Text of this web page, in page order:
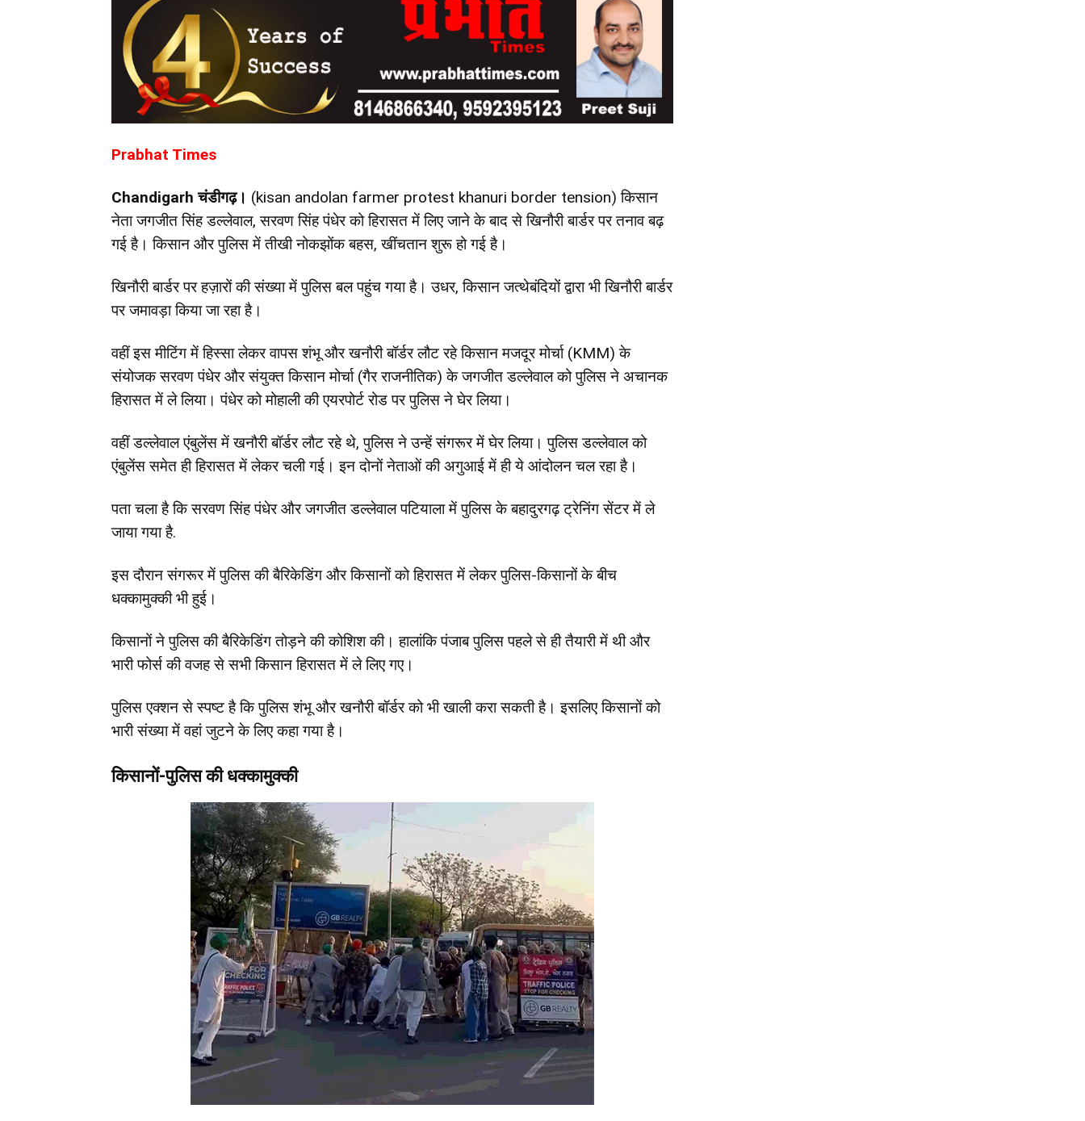
Prabhat Times
Chandigarh चंडीगढ़। (kisan andolan farmer protest khanuri border tension) किसान
नेता जगजीत सिंह डल्लेवाल, सरवण सिंह पंधेर को हिरासत में लिए जाने के बाद से खिनौरी बार्डर पर तनाव बढ़
गई है। किसान और पुलिस में तीखी नोकझोंक बहस, खींचतान शुरू हो गई है।
खिनौरी बार्डर पर हज़ारों की संख्या में पुलिस बल पहुंच गया है। उधर, किसान जत्थेबंदियों द्वारा भी खिनौरी बार्डर
पर जमावड़ा किया जा रहा है।
वहीं इस मीटिंग में हिस्सा लेकर वापस शंभू और खनौरी बॉर्डर लौट रहे किसान मजदूर मोर्चा (KMM) के
संयोजक सरवण पंधेर और संयुक्त किसान मोर्चा (गैर राजनीतिक) के जगजीत डल्लेवाल को पुलिस ने अचानक
हिरासत में ले लिया। पंधेर को मोहाली की एयरपोर्ट रोड पर पुलिस ने घेर लिया।
वहीं डल्लेवाल एंबुलेंस में खनौरी बॉर्डर लौट रहे थे, पुलिस ने उन्हें संगरूर में घेर लिया। पुलिस डल्लेवाल को
एंबुलेंस समेत ही हिरासत में लेकर चली गई। इन दोनों नेताओं की अगुआई में ही ये आंदोलन चल रहा है।
पता चला है कि सरवण सिंह पंधेर और जगजीत डल्लेवाल पटियाला में पुलिस के बहादुरगढ़ ट्रेनिंग सेंटर में ले
जाया गया है.
इस दौरान संगरूर में पुलिस की बैरिकेडिंग और किसानों को हिरासत में लेकर पुलिस-किसानों के बीच
धक्कामुक्की भी हुई।
किसानों ने पुलिस की बैरिकेडिंग तोड़ने की कोशिश की। हालांकि पंजाब पुलिस पहले से ही तैयारी में थी और
भारी फोर्स की वजह से सभी किसान हिरासत में ले लिए गए।
पुलिस एक्शन से स्पष्ट है कि पुलिस शंभू और खनौरी बॉर्डर को भी खाली करा सकती है। इसलिए किसानों को
भारी संख्या में वहां जुटने के लिए कहा गया है।
किसानों-पुलिस की धक्कामुक्की